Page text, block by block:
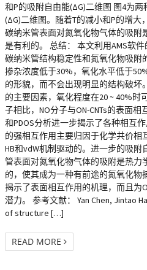
和P的吸附自由能(ΔG)二维图 图4为
(ΔG)二维图。随着T的减小和P的增
碳纳米管表面对氮氧化物气体的吸附
是有利的。 总结： 本文利用AMS软
碳纳米管结构稳定性和氮氧化物吸附
掺杂浓度低于30%，氧化水平低于
的形貌，而不会出现明显的结构破坏
的主要因素，氧化程度在20 ~ 40%时
子相比，NO分子与ON-CNTs的表面相
和PDOS分析进一步揭示了各种相互
的强相互作用主要归因于化学共价相
HB和vdW机制驱动的。进一步的吸
管表面对氮氧化物气体的吸附是热力
的，使其成为一种有前途的氮氧化物
揭示了表面相互作用的机理，而且为
潜力。 参考文献： Yan Chen, Jintao
of structure […]
READ MORE